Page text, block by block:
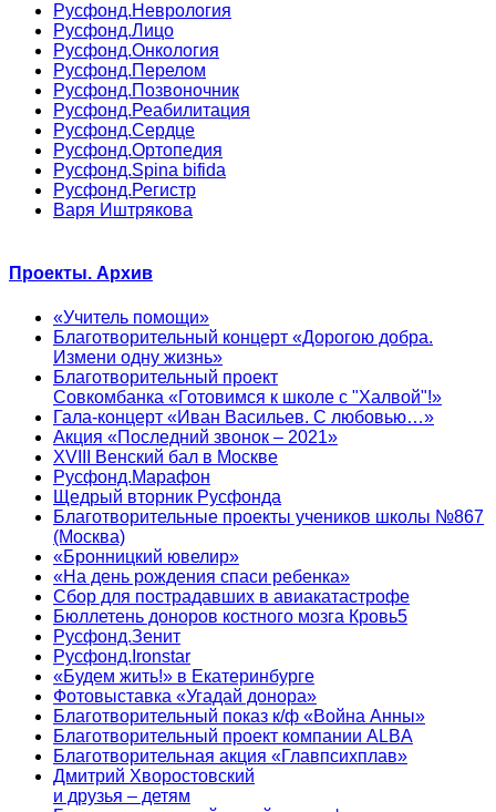
Русфонд.Неврология
Русфонд.Лицо
Русфонд.Онкология
Русфонд.Перелом
Русфонд.Позвоночник
Русфонд.Реабилитация
Русфонд.Сердце
Русфонд.Ортопедия
Русфонд.Spina bifida
Русфонд.Регистр
Варя Иштрякова
Проекты. Архив
«Учитель помощи»
Благотворительный концерт «Дорогою добра.
Измени одну жизнь»
Благотворительный проект
Совкомбанка «Готовимся к школе с "Халвой"!»
Гала-концерт «Иван Васильев. С любовью…»
Акция «Последний звонок – 2021»
XVIII Венский бал в Москве
Русфонд.Марафон
Щедрый вторник Русфонда
Благотворительные проекты учеников школы №867
(Москва)
«Бронницкий ювелир»
«На день рождения спаси ребенка»
Сбор для пострадавших в авиакатастрофе
Бюллетень доноров костного мозга Кровь5
Русфонд.Зенит
Русфонд.Ironstar
«Будем жить!» в Екатеринбурге
Фотовыставка «Угадай донора»
Благотворительный показ к/ф «Война Анны»
Благотворительный проект компании ALBA
Благотворительная акция «Главпсихплав»
Дмитрий Хворостовский
и друзья – детям